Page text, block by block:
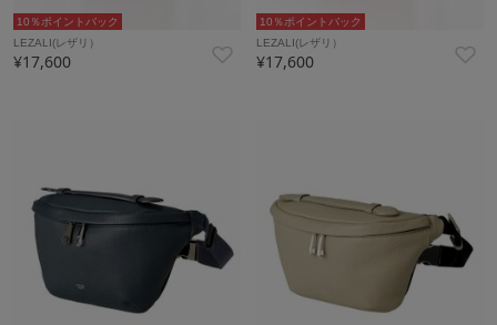
10％ポイントバック
LEZALI(レザリ）
¥17,600
10％ポイントバック
LEZALI(レザリ）
¥17,600